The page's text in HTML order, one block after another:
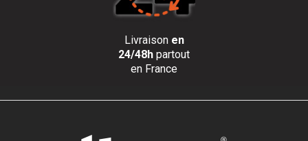
Livraison en
24/48h partout
en France